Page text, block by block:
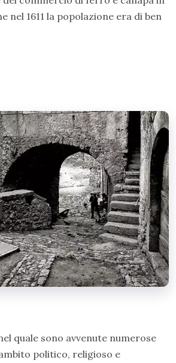
nel 1611 la popolazione era di ben
quale sono avvenute numerose
politico, religioso e